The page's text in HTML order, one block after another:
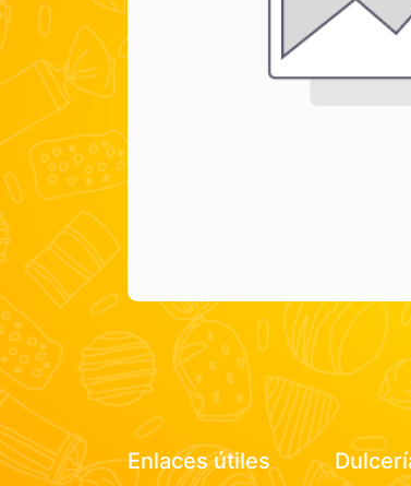
Enlaces útiles